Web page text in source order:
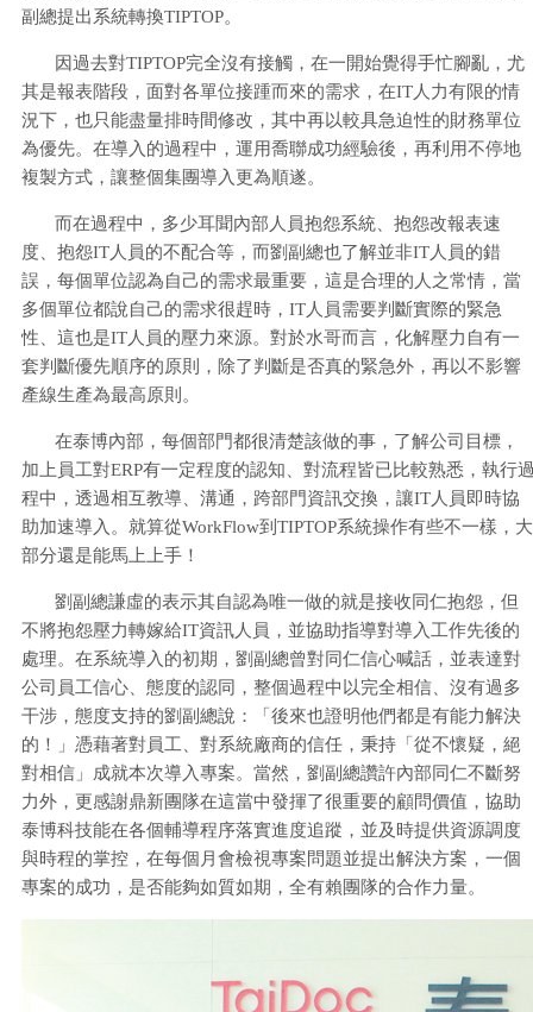
副總提出系統轉換TIPTOP。
因過去對TIPTOP完全沒有接觸，在一開始覺得手忙腳亂，尤
其是報表階段，面對各單位接踵而來的需求，在IT人力有限的情
況下，也只能盡量排時間修改，其中再以較具急迫性的財務單位
為優先。在導入的過程中，運用喬聯成功經驗後，再利用不停地
複製方式，讓整個集團導入更為順遂。
而在過程中，多少耳聞內部人員抱怨系統、抱怨改報表速
度、抱怨IT人員的不配合等，而劉副總也了解並非IT人員的錯
誤，每個單位認為自己的需求最重要，這是合理的人之常情，當
多個單位都說自己的需求很趕時，IT人員需要判斷實際的緊急
性、這也是IT人員的壓力來源。對於水哥而言，化解壓力自有一
套判斷優先順序的原則，除了判斷是否真的緊急外，再以不影響
產線生產為最高原則。
在泰博內部，每個部門都很清楚該做的事，了解公司目標，
加上員工對ERP有一定程度的認知、對流程皆已比較熟悉，執行
程中，透過相互教導、溝通，跨部門資訊交換，讓IT人員即時協
助加速導入。就算從WorkFlow到TIPTOP系統操作有些不一樣，大
部分還是能馬上上手！
劉副總謙虛的表示其自認為唯一做的就是接收同仁抱怨，但
不將抱怨壓力轉嫁給IT資訊人員，並協助指導對導入工作先後的
處理。在系統導入的初期，劉副總曾對同仁信心喊話，並表達對
公司員工信心、態度的認同，整個過程中以完全相信、沒有過多
干涉，態度支持的劉副總說：「後來也證明他們都是有能力解決
的！」憑藉著對員工、對系統廠商的信任，秉持「從不懷疑，絕
對相信」成就本次導入專案。當然，劉副總讚許內部同仁不斷努
力外，更感謝鼎新團隊在這當中發揮了很重要的顧問價值，協助
泰博科技能在各個輔導程序落實進度追蹤，並及時提供資源調度
與時程的掌控，在每個月會檢視專案問題並提出解決方案，一個
專案的成功，是否能夠如質如期，全有賴團隊的合作力量。